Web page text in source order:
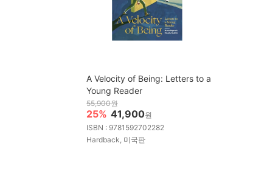
A Velocity of Being: Letters to a
Young Reader
55,900원
25% 41,900원
ISBN : 9781592702282
Hardback, 미국판